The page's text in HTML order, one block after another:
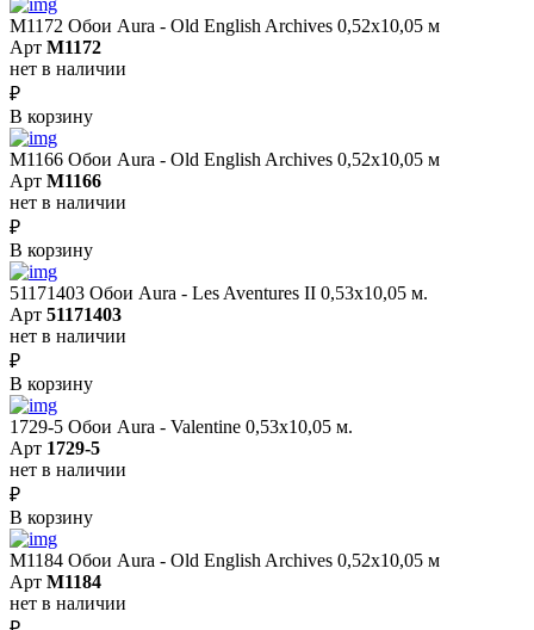
M1172 Обои Aura - Old English Archives 0,52x10,05 м
Арт M1172
нет в наличии
₽
В корзину
M1166 Обои Aura - Old English Archives 0,52x10,05 м
Арт M1166
нет в наличии
₽
В корзину
51171403 Обои Aura - Les Aventures II 0,53х10,05 м.
Арт 51171403
нет в наличии
₽
В корзину
1729-5 Обои Aura - Valentine 0,53х10,05 м.
Арт 1729-5
нет в наличии
₽
В корзину
M1184 Обои Aura - Old English Archives 0,52x10,05 м
Арт M1184
нет в наличии